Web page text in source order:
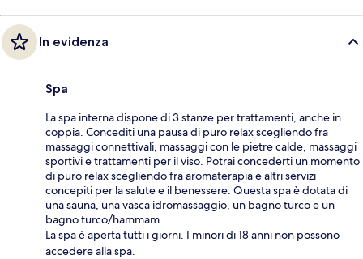
In evidenza
Spa
La spa interna dispone di 3 stanze per trattamenti, anche in
coppia. Concediti una pausa di puro relax scegliendo fra
massaggi connettivali, massaggi con le pietre calde, massaggi
sportivi e trattamenti per il viso. Potrai concederti un momento
di puro relax scegliendo fra aromaterapia e altri servizi
concepiti per la salute e il benessere. Questa spa è dotata di
una sauna, una vasca idromassaggio, un bagno turco e un
bagno turco/hammam.
La spa è aperta tutti i giorni. I minori di 18 anni non possono
accedere alla spa.